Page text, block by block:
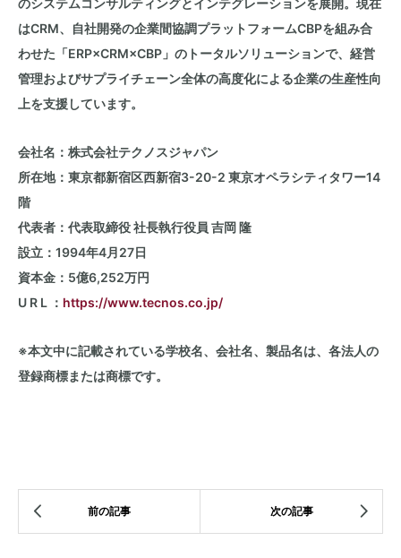
のシステムコンサルティングとインテグレーションを展開。現在
はCRM、自社開発の企業間協調プラットフォームCBPを組み合
わせた「ERP×CRM×CBP」のトータルソリューションで、経営
管理およびサプライチェーン全体の高度化による企業の生産性向
上を支援しています。
会社名：株式会社テクノスジャパン
所在地：東京都新宿区西新宿3-20-2 東京オペラシティタワー14
階
代表者：代表取締役 社長執行役員 吉岡 隆
設立： 1994年4月27日
資本金： 5億6,252万円
U R L ： https://www.tecnos.co.jp/
※本文中に記載されている学校名、会社名、製品名は、各法人の
登録商標または商標です。